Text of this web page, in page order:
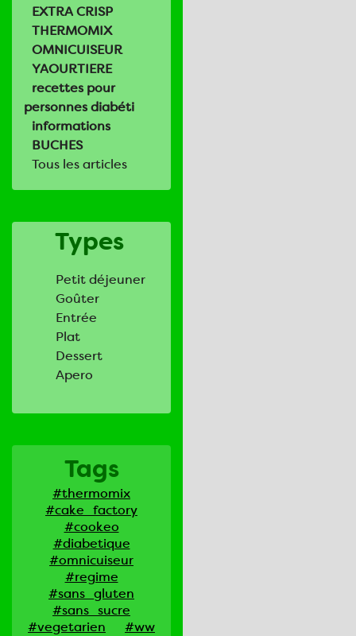
EXTRA CRISP
THERMOMIX
OMNICUISEUR
YAOURTIERE
recettes pour
personnes diabéti
informations
BUCHES
Tous les articles
Types
Petit déjeuner
Goûter
Entrée
Plat
Dessert
Apero
Tags
#thermomix
#cake_factory
#cookeo
#diabetique
#omnicuiseur
#regime
#sans_gluten
#sans_sucre
#vegetarien
#ww